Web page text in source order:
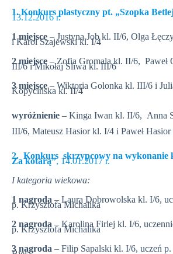
1. Konkurs plastyczny pt. „Szopka
13.12.2016 r.
1 miejsce – Justyna Job kl. II/6, Olga
i Karol Szajewski kl. I/4
2 miejsce – Zofia Gromala kl. II/6, Paweł
III/6 i Mikołaj Śliwa kl. III/6
3 miejsce– Wiktoria Golonka kl. III/6 i
Kopycińska kl. II/4
wyróżnienie – Kinga Iwan kl. II/6, Anna
III/6, Mateusz Hasior kl. I/4 i Paweł
2. Konkurs skrzypcowy na wykonanie
Za kotarą”, 14.01.2017 r.
I kategoria wiekowa:
1 nagroda – Laura Dobrowolska kl. I/6,
p. Krzysztofa Michalika
2 nagroda – Karolina Firlej kl. I/6,
p. Krzysztofa Michalika
3 nagroda – Filip Sapalski kl. I/6, uczeń p.